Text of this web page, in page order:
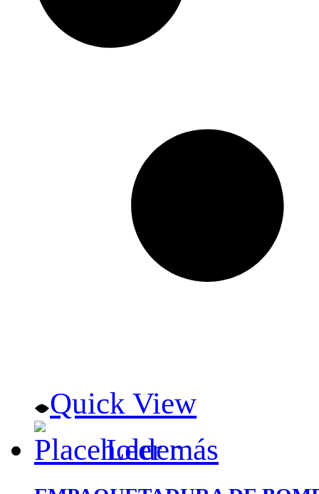
Quick View
Leer más